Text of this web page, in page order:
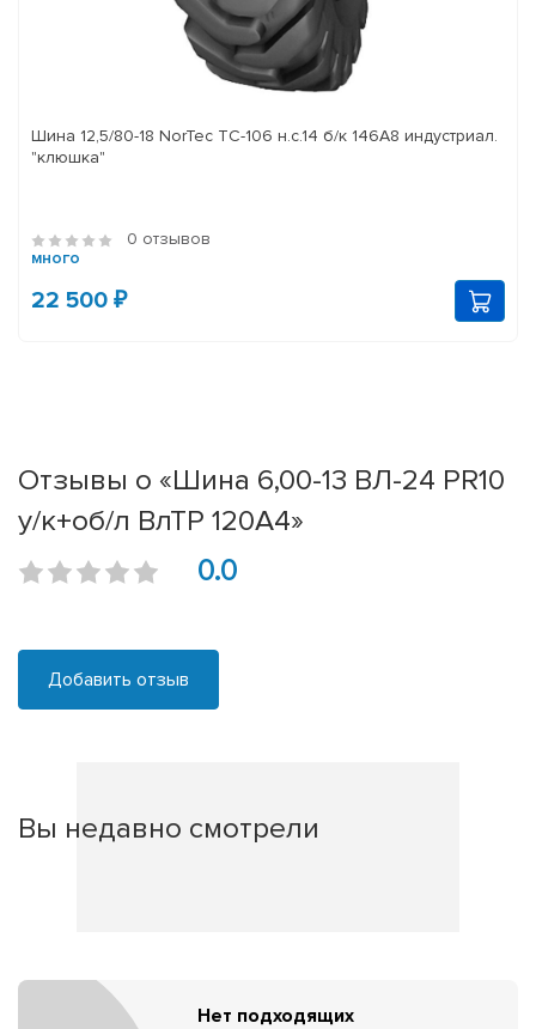
Шина 12,5/80-18 NorTec TC-106 н.с.14 б/к 146A8 индустриал.
"клюшка"
0 отзывов
много
22 500 ₽
Отзывы о «Шина 6,00-13 ВЛ-24 PR10
у/к+об/л ВлТР 120A4»
0.0
Добавить отзыв
Вы недавно смотрели
Нет подходящих